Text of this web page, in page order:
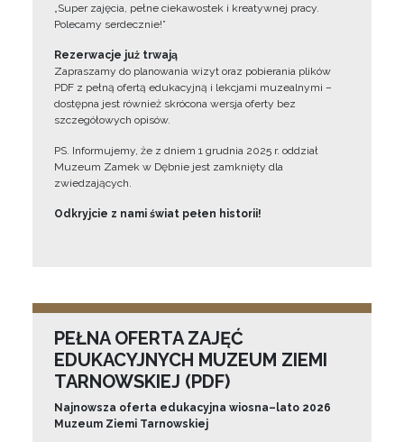
„Super zajęcia, pełne ciekawostek i kreatywnej pracy.
Polecamy serdecznie!”
Rezerwacje już trwają
Zapraszamy do planowania wizyt oraz pobierania plików
PDF z pełną ofertą edukacyjną i lekcjami muzealnymi –
dostępna jest również skrócona wersja oferty bez
szczegółowych opisów.
PS. Informujemy, że z dniem 1 grudnia 2025 r. oddział
Muzeum Zamek w Dębnie jest zamknięty dla
zwiedzających.
Odkryjcie z nami świat pełen historii!
PEŁNA OFERTA ZAJĘĆ
EDUKACYJNYCH MUZEUM ZIEMI
TARNOWSKIEJ (PDF)
Najnowsza oferta edukacyjna wiosna–lato 2026
Muzeum Ziemi Tarnowskiej